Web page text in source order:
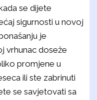
se dijete
sigurnosti u novoj
je
vrhunac doseže
promjene u
ili ste zabrinuti
se savjetovati sa